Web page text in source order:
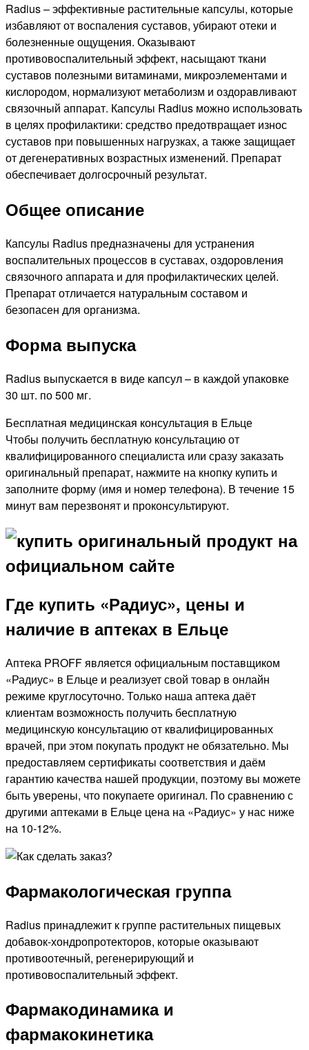
Radius – эффективные растительные капсулы, которые
избавляют от воспаления суставов, убирают отеки и
болезненные ощущения. Оказывают
противовоспалительный эффект, насыщают ткани
суставов полезными витаминами, микроэлементами и
кислородом, нормализуют метаболизм и оздоравливают
связочный аппарат. Капсулы Radius можно использовать
в целях профилактики: средство предотвращает износ
суставов при повышенных нагрузках, а также защищает
от дегенеративных возрастных изменений. Препарат
обеспечивает долгосрочный результат.
Общее описание
Капсулы Radius предназначены для устранения
воспалительных процессов в суставах, оздоровления
связочного аппарата и для профилактических целей.
Препарат отличается натуральным составом и
безопасен для организма.
Форма выпуска
Radius выпускается в виде капсул – в каждой упаковке
30 шт. по 500 мг.
Бесплатная медицинская консультация в Ельце
Чтобы получить бесплатную консультацию от
квалифицированного специалиста или сразу заказать
оригинальный препарат, нажмите на кнопку купить и
заполните форму (имя и номер телефона). В течение 15
минут вам перезвонят и проконсультируют.
Где купить «Радиус», цены и
наличие в аптеках в Ельце
Аптека PROFF является официальным поставщиком
«Радиус» в Ельце и реализует свой товар в онлайн
режиме круглосуточно. Только наша аптека даёт
клиентам возможность получить бесплатную
медицинскую консультацию от квалифицированных
врачей, при этом покупать продукт не обязательно. Мы
предоставляем сертификаты соответствия и даём
гарантию качества нашей продукции, поэтому вы можете
быть уверены, что покупаете оригинал. По сравнению с
другими аптеками в Ельце цена на «Радиус» у нас ниже
на 10-12%.
Фармакологическая группа
Radius принадлежит к группе растительных пищевых
добавок-хондропротекторов, которые оказывают
противоотечный, регенерирующий и
противовоспалительный эффект.
Фармакодинамика и
фармакокинетика